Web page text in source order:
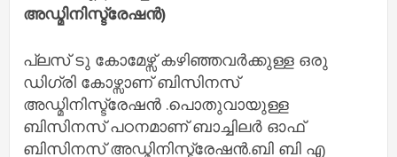
അഡ്മിനിസ്ട്രേഷൻ)
പ്ലസ് ടു കോമേഴ്സ് കഴിഞ്ഞവർക്കുള്ള ഒരു
ഡിഗ്രി കോഴ്സാണ് ബിസിനസ്
അഡ്മിനിസ്ട്രേഷൻ .പൊതുവായുള്ള
ബിസിനസ് പഠനമാണ് ബാച്ചിലർ ഓഫ്
ബിസിനസ് അഡ്മിനിസ്ട്രേഷൻ.ബി ബി എ